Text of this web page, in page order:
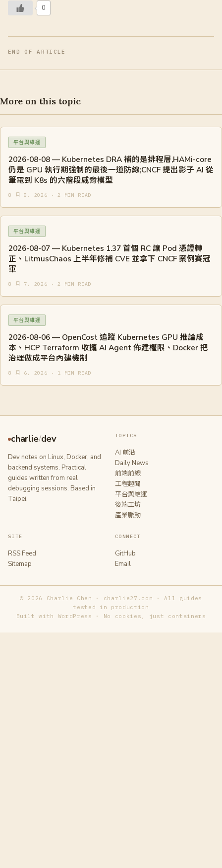
0
END OF ARTICLE
More on this topic
平台與維運
2026-08-08 — Kubernetes DRA 補的是排程層,HAMi-core
仍是 GPU 執行期強制的最後一道防線;CNCF 提出影子 AI 從
筆電到 K8s 的六階段威脅模型
8 月 8, 2026 · 2 MIN READ
平台與維運
2026-08-07 — Kubernetes 1.37 首個 RC 讓 Pod 憑證轉
正、LitmusChaos 上半年修補 CVE 並拿下 CNCF 案例賽冠
軍
8 月 7, 2026 · 2 MIN READ
平台與維運
2026-08-06 — OpenCost 追蹤 Kubernetes GPU 推論成
本、HCP Terraform 收攏 AI Agent 佈建權限、Docker 把
治理做成平台內建機制
8 月 6, 2026 · 1 MIN READ
charlie/dev
Dev notes on Linux, Docker, and
backend systems. Practical
guides written from real
debugging sessions. Based in
Taipei.
TOPICS
AI 前沿
Daily News
前端前線
工程趣聞
平台與維運
後端工坊
產業脈動
SITE
RSS Feed
Sitemap
CONNECT
GitHub
Email
© 2026 Charlie Chen · charlie27.com · All guides
tested in production
Built with WordPress · No cookies, just containers